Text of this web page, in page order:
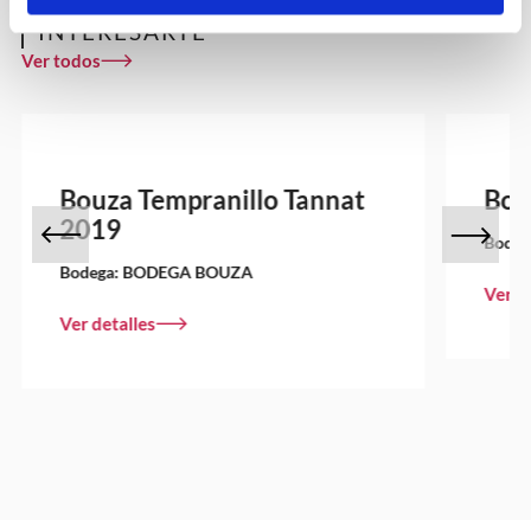
INTERESARTE
Ver todos
Bouza Tempranillo Tannat
2019
Bodega: BODEGA BOUZA
Ver detalles
Ver